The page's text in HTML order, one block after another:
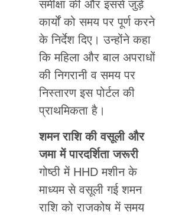
समीक्षा की और इससे जुड़े
कार्यों को समय पर पूर्ण करने
के निर्देश दिए। उन्होंने कहा
कि महिला और बाल अपराधों
की निगरानी व समय पर
निस्तारण इस पोर्टल की
प्राथमिकता है।
शमन राशि की वसूली और
जमा में पारदर्शिता जरूरी
गोष्ठी में HHD मशीन के
माध्यम से वसूली गई शमन
राशि को राजकोष में समय